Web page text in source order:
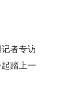
者专访
踏上一